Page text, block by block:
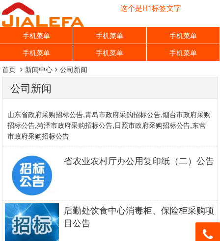
这个是H1标签文字
手机菜单 手机菜单
手机菜单
手机菜单
手机菜单
手机菜单
首页
新闻中心 公司新闻
公司新闻
山东省政府采购招标公告,青岛市政府采购招标公告,烟台市政府采购
招标公告,菏泽市政府采购招标公告,日照市政府采购招标公告,东营
市政府采购招标公告
省农业农村厅办公用复印纸（二）公告
后勤处饮食中心消毒柜、保险柜采购项
目公告